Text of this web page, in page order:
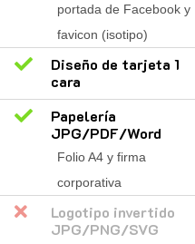
portada de Facebook y
favicon (isotipo)

Diseño de tarjeta 1
cara

Papelería
JPG/PDF/Word
Folio A4 y firma
corporativa

Logotipo invertido
JPG/PNG/SVG